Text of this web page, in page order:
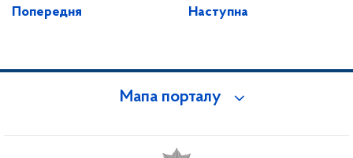
Попередня Наступна
Мапа порталу